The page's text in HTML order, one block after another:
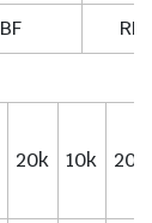
BF
RF
20k 10k 20k